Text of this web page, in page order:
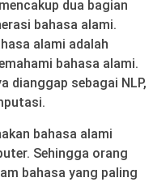
dua bagian
bahasa alami.
alami adalah
bahasa alami.
dianggap sebagai NLP,
bahasa alami
Sehingga orang
bahasa yang paling